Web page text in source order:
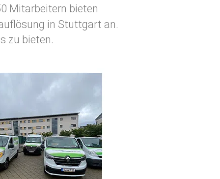
Mitarbeitern bieten
in Stuttgart an.
zu bieten.